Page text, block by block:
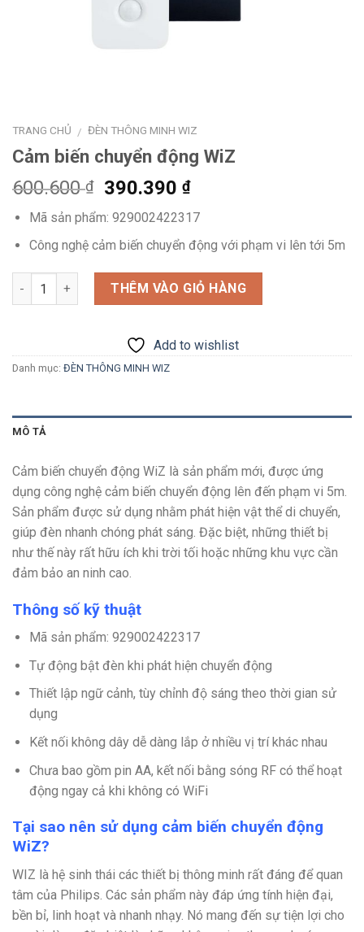
TRANG CHỦ / ĐÈN THÔNG MINH WIZ
Cảm biến chuyển động WiZ
600.600₫
Giá
gốc
là:
600.600 ₫.
390.390₫Giá
hiện
tại
là:
Mã sản phẩm: 929002422317
Công nghệ cảm biến chuyển động với phạm vi lên tới 5m
Số lượng THÊM VÀO GIỎ HÀNG
Add to wishlist
Danh mục: ĐÈN THÔNG MINH WIZ
MÔ TẢ
Cảm biến chuyển động WiZ là sản phẩm mới, được ứng
dụng công nghệ cảm biến chuyển động lên đến phạm vi 5m.
Sản phẩm được sử dụng nhằm phát hiện vật thể di chuyển,
giúp đèn nhanh chóng phát sáng. Đặc biệt, những thiết bị
như thế này rất hữu ích khi trời tối hoặc những khu vực cần
đảm bảo an ninh cao.
Thông số kỹ thuật
Mã sản phẩm: 929002422317
Tự động bật đèn khi phát hiện chuyển động
Thiết lập ngữ cảnh, tùy chỉnh độ sáng theo thời gian sử
dụng
Kết nối không dây dễ dàng lắp ở nhiều vị trí khác nhau
Chưa bao gồm pin AA, kết nối bằng sóng RF có thể hoạt
động ngay cả khi không có WiFi
Tại sao nên sử dụng cảm biến chuyển động
WiZ?
WIZ là hệ sinh thái các thiết bị thông minh rất đáng để quan
tâm của Philips. Các sản phẩm này đáp ứng tính hiện đại,
bền bỉ, linh hoạt và nhanh nhạy. Nó mang đến sự tiện lợi cho